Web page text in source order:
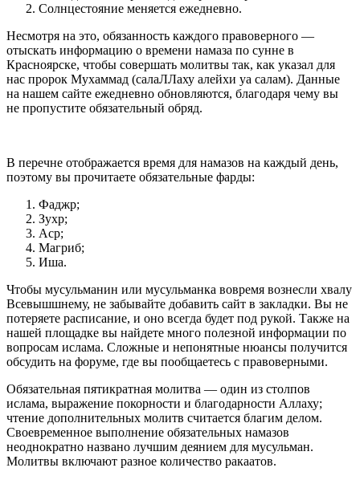
Солнцестояние меняется ежедневно.
Несмотря на это, обязанность каждого правоверного —
отыскать информацию о времени намаза по сунне в
Красноярске, чтобы совершать молитвы так, как указал для
нас пророк Мухаммад (салаЛЛаху алейхи уа салам). Данные
на нашем сайте ежедневно обновляются, благодаря чему вы
не пропустите обязательный обряд.
В перечне отображается время для намазов на каждый день,
поэтому вы прочитаете обязательные фарды:
Фаджр;
Зухр;
Аср;
Магриб;
Иша.
Чтобы мусульманин или мусульманка вовремя вознесли хвалу
Всевышшнему, не забывайте добавить сайт в закладки. Вы не
потеряете расписание, и оно всегда будет под рукой. Также на
нашей площадке вы найдете много полезной информации по
вопросам ислама. Сложные и непонятные нюансы получится
обсудить на форуме, где вы пообщаетесь с правоверными.
Обязательная пятикратная молитва — один из столпов
ислама, выражение покорности и благодарности Аллаху;
чтение дополнительных молитв считается благим делом.
Своевременное выполнение обязательных намазов
неоднократно названо лучшим деянием для мусульман.
Молитвы включают разное количество ракаатов.